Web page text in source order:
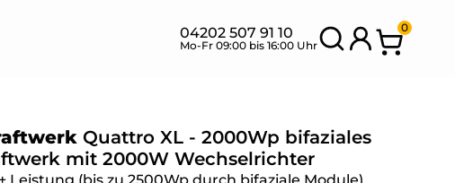
SETS MIT
04202 507 91 10
Mo-Fr 09:00 bis 16:00 Uhr
0
Quattro XL - 2000Wp bifaziales
mit 2000W Wechselrichter